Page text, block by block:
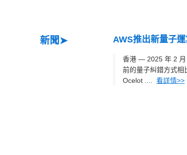
新聞➤ AWS推出新量子運
香港 — 2025 年 2 月
前的量子糾錯方式相
Ocelot .... 看詳情>>